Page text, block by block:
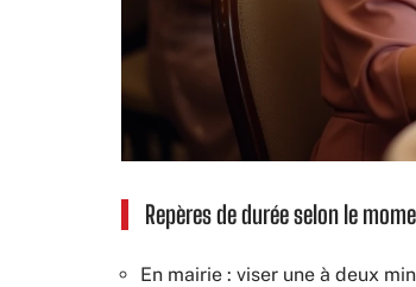
Repères de durée selon le
En mairie : viser une à deux